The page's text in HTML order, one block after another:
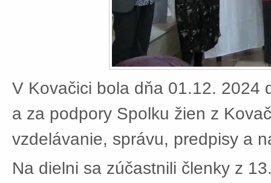
V Kovačici bola dňa 01.12. 2024
a za podpory Spolku žien z
vzdelávanie, správu, predpisy a
Na dielni sa zúčastnili členky z